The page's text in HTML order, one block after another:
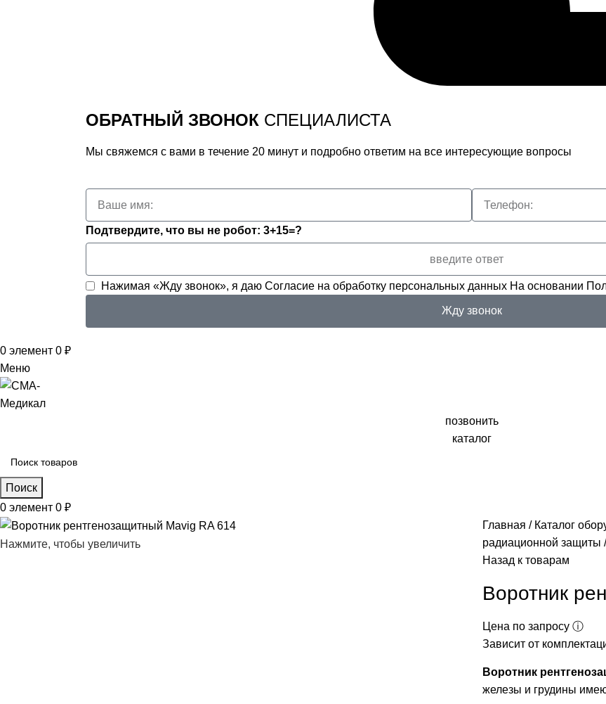
ОБРАТНЫЙ ЗВОНОК СПЕЦИАЛИСТА
Мы свяжемся с вами в течение 20 минут и подробно ответим на все интересующие вопросы
Подтвердите, что вы не робот: 3+15=?
Нажимая «Жду звонок», я даю Согласие на обработку персональных данных На основании
Жду звонок
0 элемент 0 ₽
Меню
позвонить
каталог
Поиск
0 элемент 0 ₽
Нажмите, чтобы увеличить
Главная Каталог
радиационной защиты
Назад к товарам
Воротник
Цена по запросу ⓘ
Зависит от
Воротник
железы и грудины